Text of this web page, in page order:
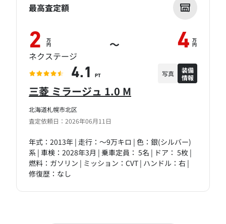
北海道札幌市北区
査定依頼日：2026年06月11日
三菱 ミラージュ 1.0 M
年式：2013年 | 走行：～9万キロ | 色：銀(シルバー)
系 | 車検：2028年3月 | 乗車定員： 5名 | ドア： 5枚 |
燃料：ガソリン | ミッション：CVT | ハンドル：右 |
修復歴：なし
最高査定額
2 万
円 ～ 4 万
円
ネクステージ
4.1 PT 写真
装備
情報